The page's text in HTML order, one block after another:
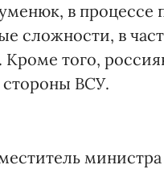
в
сложности, в
того,
стороны ВСУ.